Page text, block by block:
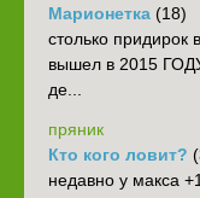
Марионетка (18)
столько придирок
вышел в 2015
де...
пряник
Кто кого ловит?
недавно у макса